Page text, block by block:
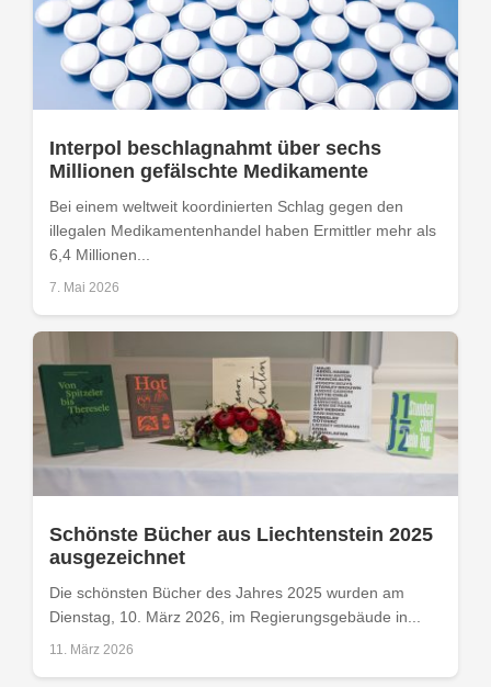
Interpol beschlagnahmt über sechs
Millionen gefälschte Medikamente
Bei einem weltweit koordinierten Schlag gegen den
illegalen Medikamentenhandel haben Ermittler mehr als
6,4 Millionen...
7. Mai 2026
Schönste Bücher aus Liechtenstein 2025
ausgezeichnet
Die schönsten Bücher des Jahres 2025 wurden am
Dienstag, 10. März 2026, im Regierungsgebäude in...
11. März 2026